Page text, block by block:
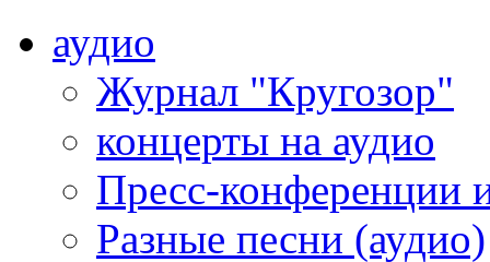
аудио
Журнал "Кругозор"
концерты на аудио
Пресс-конференции
Разные песни (аудио)